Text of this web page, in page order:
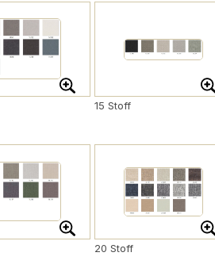
15 Stoff
20 Stoff